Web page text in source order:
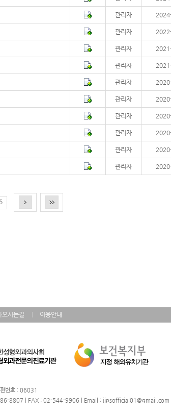
관리자
관리자
관리자
관리자
관리자
관리자
관리자
관리자
관리자
관리자
5
오시는길 이용안내
번호 : 06031
8807 | FAX : 02-544-9906 | Email : jjpsofficial01@gmail.com